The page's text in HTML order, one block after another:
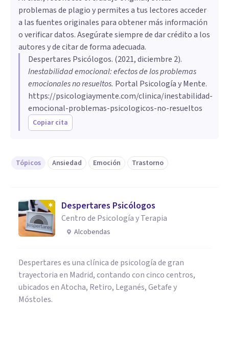
problemas de plagio y permites a tus lectores acceder
a las fuentes originales para obtener más información
o verificar datos. Asegúrate siempre de dar crédito a los
autores y de citar de forma adecuada.
Despertares Psicólogos. (2021, diciembre 2).
Inestabilidad emocional: efectos de los problemas
emocionales no resueltos. Portal Psicología y Mente.
https://psicologiaymente.com/clinica/inestabilidad-
emocional-problemas-psicologicos-no-resueltos
Copiar cita
Tópicos Ansiedad Emoción Trastorno
Despertares Psicólogos
Centro de Psicología y Terapia
Alcobendas
Despertares es una clínica de psicología de gran
trayectoria en Madrid, contando con cinco centros,
ubicados en Atocha, Retiro, Leganés, Getafe y
Móstoles.